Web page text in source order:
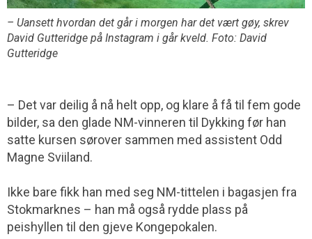
– Uansett hvordan det går i morgen har det vært gøy, skrev
David Gutteridge på Instagram i går kveld. Foto: David
Gutteridge
– Det var deilig å nå helt opp, og klare å få til fem gode
bilder, sa den glade NM-vinneren til Dykking før han
satte kursen sørover sammen med assistent Odd
Magne Sviiland.
Ikke bare fikk han med seg NM-tittelen i bagasjen fra
Stokmarknes – han må også rydde plass på
peishyllen til den gjeve Kongepokalen.